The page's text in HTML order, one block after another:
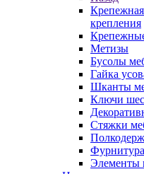
крепления
Метизы
Бусолы
Гайка
Шканты
Ключи
Стяжки
Фурнитура
Элементы